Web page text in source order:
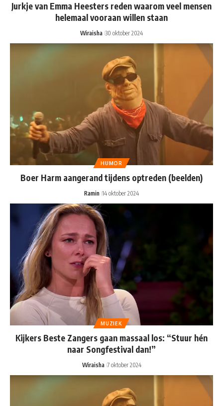
Jurkje van Emma Heesters reden waarom veel mensen
helemaal vooraan willen staan
Wiraisha 30 oktober 2024
HUMOR
Boer Harm aangerand tijdens optreden (beelden)
Ramin 14 oktober 2024
MUZIEK
Kijkers Beste Zangers gaan massaal los: “Stuur hén
naar Songfestival dan!”
Wiraisha 7 oktober 2024